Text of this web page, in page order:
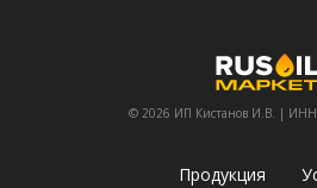
© 2026 ИП Кистанов И.В. | ИНН
Продукция